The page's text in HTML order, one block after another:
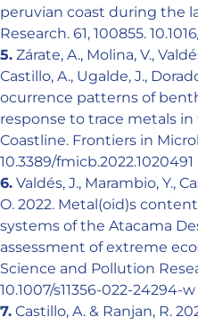
peruvian coast during the
Research. 61, 100855.
5. Zárate, A., Molina, V.,
Castillo, A., Ugalde, J.,
ocurrence patterns of
response to trace metals
Coastline. Frontiers in
10.3389/fmicb.2022.1020491
6. Valdés, J., Marambio, Y.,
O. 2022. Metal(oid)s
systems of the Atacama
assessment of extreme
Science and Pollution
10.1007/s11356-022-24294-w
7. Castillo, A. & Ranjan, R.